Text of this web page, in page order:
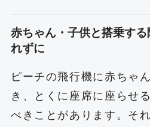
赤ちゃん・子供と搭乗す
れずに
ピーチの飛行機に赤ちゃ
き、とくに座席に座らせ
べきことがあります。それ